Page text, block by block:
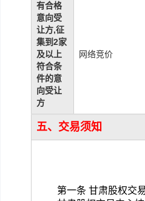
有合格
意向受
让方,征
集到2家
及以上
符合条
件的意
向受让
方
网络竞价
五、交易须知
第一条 甘肃股权交